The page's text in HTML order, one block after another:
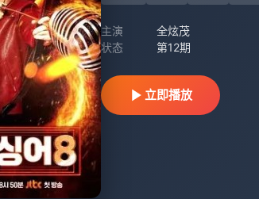
主演
全炫茂
状态
第12期
立即播放